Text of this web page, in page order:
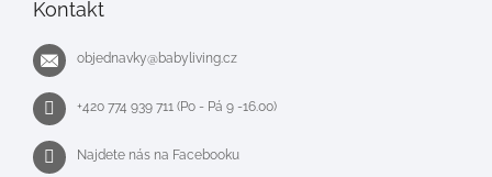
Kontakt
objednavky@babyliving.cz
+420 774 939 711 (Po - Pá 9 -16.00)
Najdete nás na Facebooku